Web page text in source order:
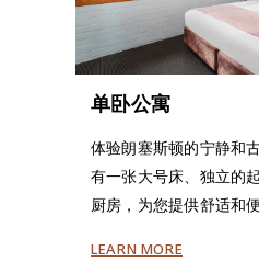
单卧公寓
体验朗塞斯顿的宁静和
有一张大号床、独立的
厨房，为您提供舒适和便
LEARN MORE